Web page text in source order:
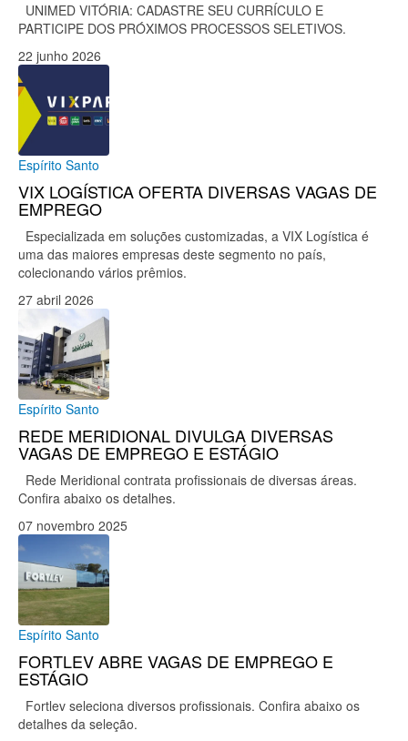
UNIMED VITÓRIA: CADASTRE SEU CURRÍCULO E
PARTICIPE DOS PRÓXIMOS PROCESSOS SELETIVOS.
22 junho 2026
Espírito Santo
VIX LOGÍSTICA OFERTA DIVERSAS VAGAS DE
EMPREGO
Especializada em soluções customizadas, a VIX Logística é
uma das maiores empresas deste segmento no país,
colecionando vários prêmios.
27 abril 2026
Espírito Santo
REDE MERIDIONAL DIVULGA DIVERSAS
VAGAS DE EMPREGO E ESTÁGIO
Rede Meridional contrata profissionais de diversas áreas.
Confira abaixo os detalhes.
07 novembro 2025
Espírito Santo
FORTLEV ABRE VAGAS DE EMPREGO E
ESTÁGIO
Fortlev seleciona diversos profissionais. Confira abaixo os
detalhes da seleção.